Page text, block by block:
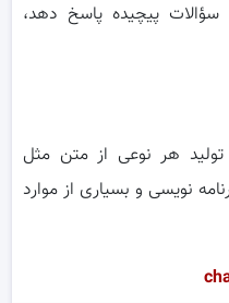
سؤالات پیچیده پاسخ دهد،
هر نوعی از متن مثل
نویسی و بسیاری از موارد